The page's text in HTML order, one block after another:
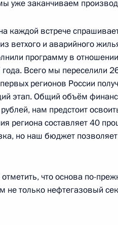
Игорем
в Волгоградскую
уже заканчиваем
встрече
ветхого и аварийного
программу в
Всего мы переселили
регионов России
этап. Общий объём
нам предстоит
региона составляет 40
но наш бюджет
что основа по-
не только нефтегазовый